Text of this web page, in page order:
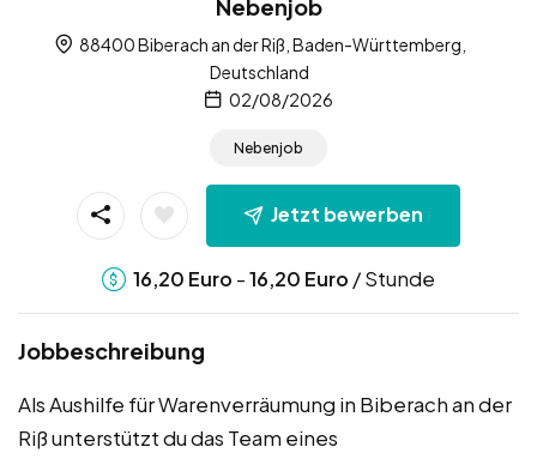
Nebenjob
88400 Biberach an der Riß, Baden-Württemberg,
Deutschland
02/08/2026
Nebenjob
Jetzt bewerben
16,20 Euro -16,20 Euro / Stunde
Jobbeschreibung
Als Aushilfe für Warenverräumung in Biberach an der
Riß unterstützt du das Team eines